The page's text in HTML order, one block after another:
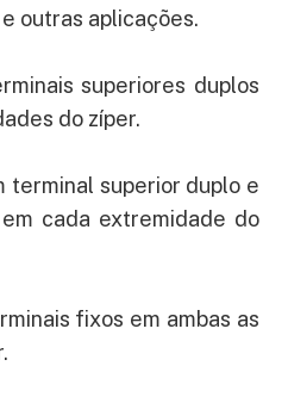
outras aplicações.
superiores duplos
do zíper.
terminal superior duplo e
cada extremidade do
fixos em ambas as